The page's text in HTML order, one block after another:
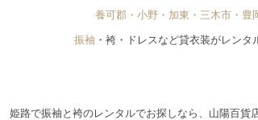
養可郡・小野・加東・三木市・
振袖 ・袴・ドレスなど貸衣装がレン
姫路で振袖と袴のレンタルでお探しなら、山陽百貨